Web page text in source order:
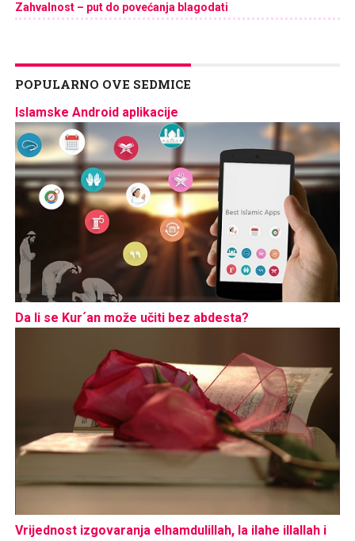
Zahvalnost – put do povećanja blagodati
POPULARNO OVE SEDMICE
Islamske Android aplikacije
Da li se Kur´an može učiti bez abdesta?
Vrijednost izgovaranja elhamdulillah, la ilahe illallah i